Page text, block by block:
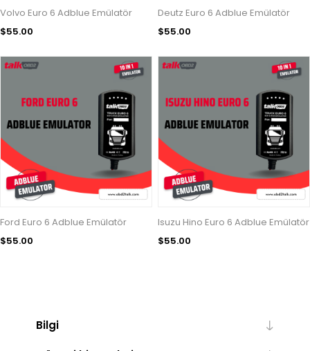
Volvo Euro 6 Adblue Emülatör
$55.00
Deutz Euro 6 Adblue Emülatör
$55.00
Ford Euro 6 Adblue Emülatör
$55.00
Isuzu Hino Euro 6 Adblue Emülatör
$55.00
Bilgi